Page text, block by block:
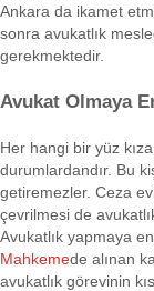
Ankara da ikamet
sonra avukatlık
gerekmektedir.
Avukat Olmaya
Her hangi bir yüz
durumlardandır. Bu
getiremezler. Ceza
çevrilmesi de
Avukatlık yapmaya
Mahkemede alınan
avukatlık görevinin